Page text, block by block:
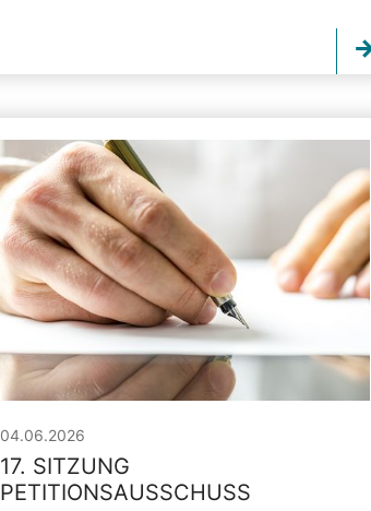
04.06.2026
17. SITZUNG
PETITIONSAUSSCHUSS